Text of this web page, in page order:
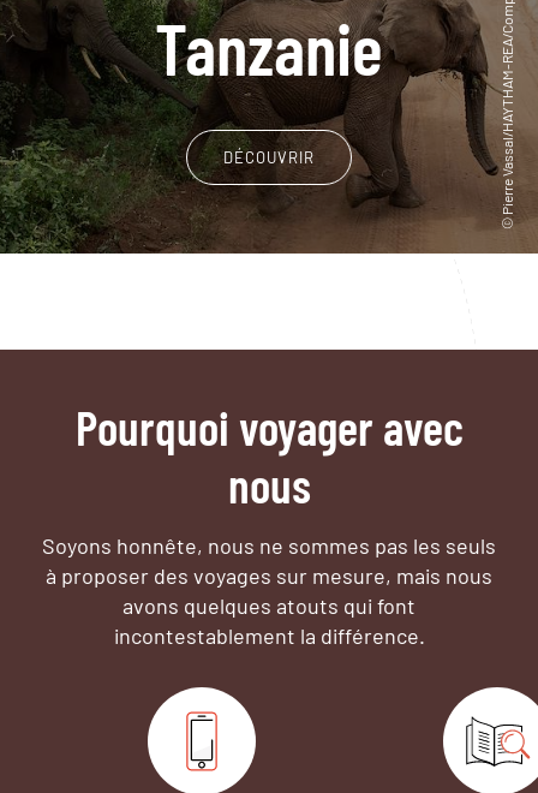
Tanzanie
DÉCOUVRIR
Pourquoi voyager avec
nous
Soyons honnête, nous ne sommes pas les seuls
à proposer des voyages sur mesure, mais nous
avons quelques atouts qui font
incontestablement la différence.